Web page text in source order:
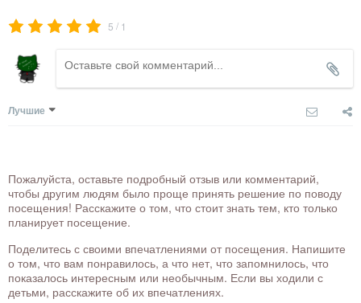
5 / 1
Лучшие
Пожалуйста, оставьте подробный отзыв или комментарий,
чтобы другим людям было проще принять решение по поводу
посещения! Расскажите о том, что стоит знать тем, кто только
планирует посещение.
Поделитесь с своими впечатлениями от посещения. Напишите
о том, что вам понравилось, а что нет, что запомнилось, что
показалось интересным или необычным. Если вы ходили с
детьми, расскажите об их впечатлениях.